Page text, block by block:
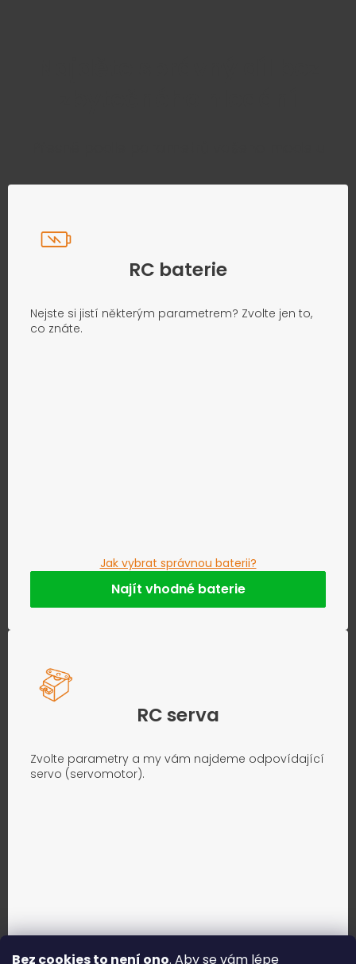
Bez cookies to není ono. Aby se vám lépe
RC baterie
Nejste si jistí některým parametrem? Zvolte jen to,
co znáte.
Jak vybrat správnou baterii?
Najít vhodné baterie
RC serva
Zvolte parametry a my vám najdeme odpovídající
servo (servomotor).